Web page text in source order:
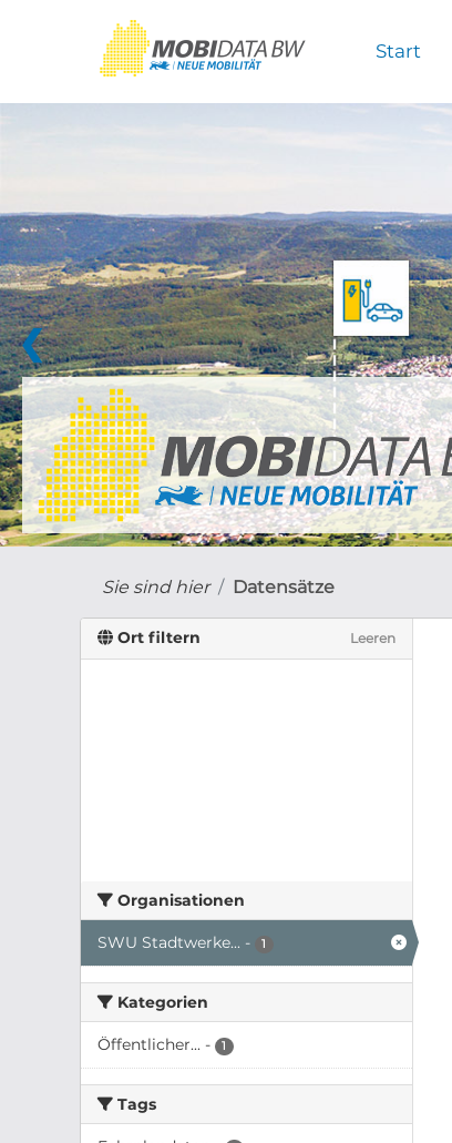
Start
❮
Sie sind hier Datensätze
Ort filtern Leeren
Organisationen
SWU Stadtwerke... - 1
Kategorien
Öffentlicher... - 1
Tags